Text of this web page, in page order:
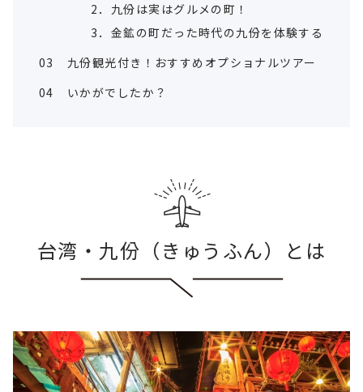
2．九份は実はグルメの町！
3．金鉱の町だった時代の九份を体験する
03
九份観光付き！おすすめオプショナルツアー
04
いかがでしたか？
台湾・九份（きゅうふん）とは